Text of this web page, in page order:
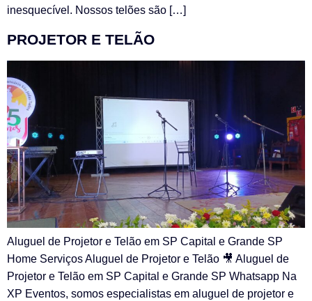
inesquecível. Nossos telões são […]
PROJETOR E TELÃO
Aluguel de Projetor e Telão em SP Capital e Grande SP
Home Serviços Aluguel de Projetor e Telão 🎥 Aluguel de
Projetor e Telão em SP Capital e Grande SP Whatsapp Na
XP Eventos, somos especialistas em aluguel de projetor e